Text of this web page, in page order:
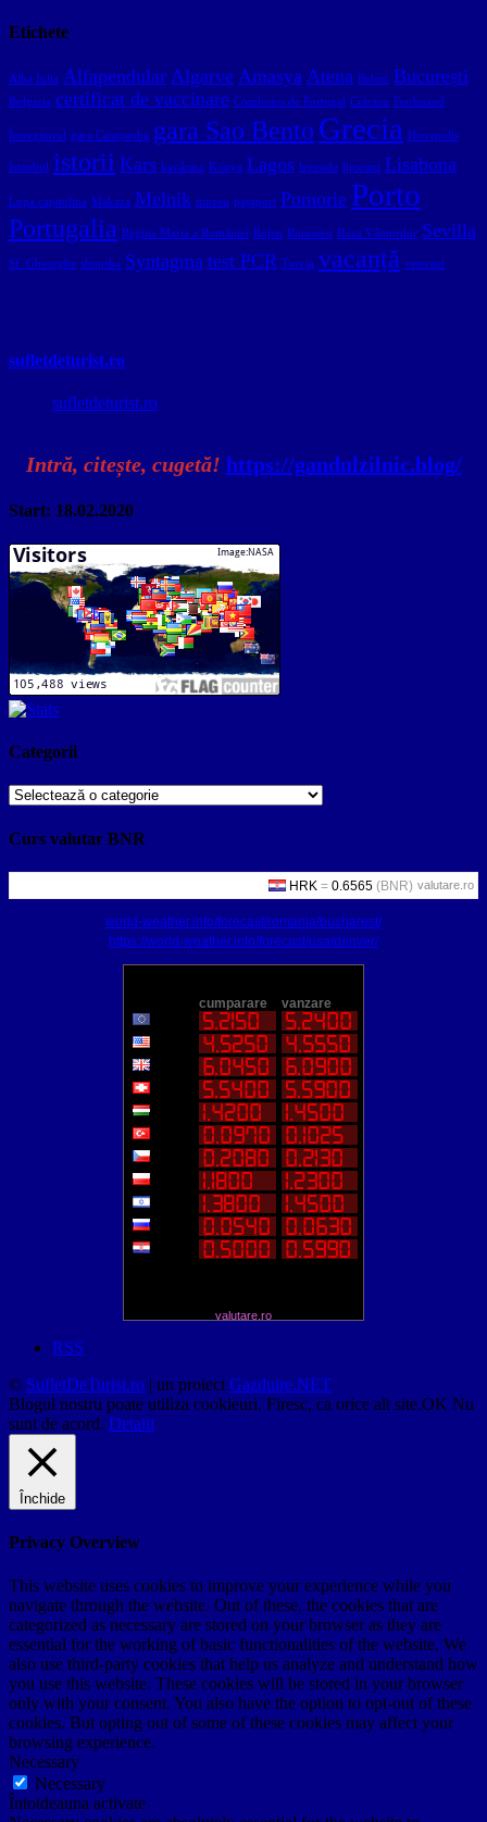
Etichete
Alba Iulia Alfapendular Algarve Amasya Atena Belem București
Bulgaria certificat de vaccinare Comboios de Portugal Crăciun Ferdinand
Întregitorul gara Campanha gara Sao Bento Grecia Hierapolis
Istanbul istorii Kars kavârma Konya Lagos legende lipscani Lisabona
Lupa capitolina Makaza Melnik muzeu pașaport Pomorie Porto
Portugalia Regina Maria a României Rojen Romaero Roza Vânturilor Sevilla
Sf. Gheorghe shopska Syntagma test PCR Turcia vacanță veterani
sufletdeturist.ro
sufletdeturist.ro
Intră, citește, cugetă! https://gandulzilnic.blog/
Start: 18.02.2020
Categorii
Categorii
Curs valutar BNR
valutare.ro
world-weather.info/forecast/romania/bucharest/
https://world-weather.info/forecast/usa/denver/
valutare.ro
RSS
© SufletDeTurist.ro | un proiect Gazduire.NET
Blogul nostru poate utiliza cookieuri. Firesc, ca orice alt site.OK Nu
sunt de acord. Detalii
Închide
Privacy Overview
This website uses cookies to improve your experience while you
navigate through the website. Out of these, the cookies that are
categorized as necessary are stored on your browser as they are
essential for the working of basic functionalities of the website. We
also use third-party cookies that help us analyze and understand how
you use this website. These cookies will be stored in your browser
only with your consent. You also have the option to opt-out of these
cookies. But opting out of some of these cookies may affect your
browsing experience.
Necessary
Necessary
Întotdeauna activate